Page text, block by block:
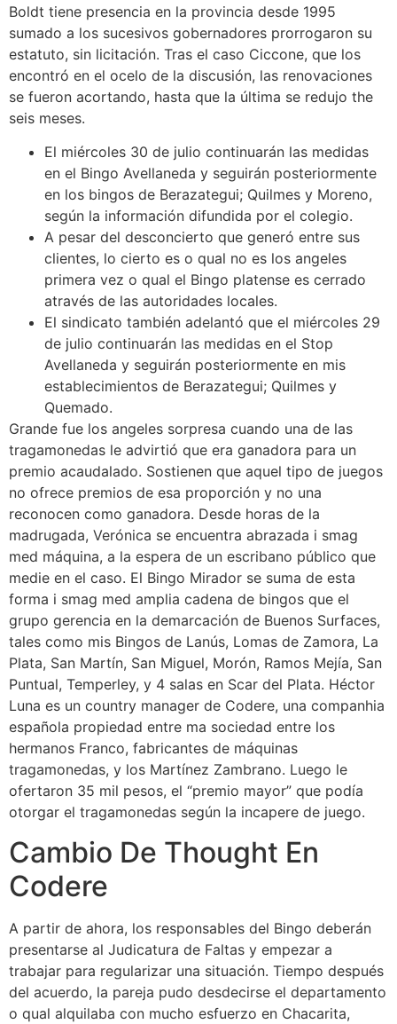
Boldt tiene presencia en la provincia desde 1995
sumado a los sucesivos gobernadores prorrogaron su
estatuto, sin licitación. Tras el caso Ciccone, que los
encontró en el ocelo de la discusión, las renovaciones
se fueron acortando, hasta que la última se redujo the
seis meses.
El miércoles 30 de julio continuarán las medidas
en el Bingo Avellaneda y seguirán posteriormente
en los bingos de Berazategui; Quilmes y Moreno,
según la información difundida por el colegio.
A pesar del desconcierto que generó entre sus
clientes, lo cierto es o qual no es los angeles
primera vez o qual el Bingo platense es cerrado
através de las autoridades locales.
El sindicato también adelantó que el miércoles 29
de julio continuarán las medidas en el Stop
Avellaneda y seguirán posteriormente en mis
establecimientos de Berazategui; Quilmes y
Quemado.
Grande fue los angeles sorpresa cuando una de las
tragamonedas le advirtió que era ganadora para un
premio acaudalado. Sostienen que aquel tipo de juegos
no ofrece premios de esa proporción y no una
reconocen como ganadora. Desde horas de la
madrugada, Verónica se encuentra abrazada i smag
med máquina, a la espera de un escribano público que
medie en el caso. El Bingo Mirador se suma de esta
forma i smag med amplia cadena de bingos que el
grupo gerencia en la demarcación de Buenos Surfaces,
tales como mis Bingos de Lanús, Lomas de Zamora, La
Plata, San Martín, San Miguel, Morón, Ramos Mejía, San
Puntual, Temperley, y 4 salas en Scar del Plata. Héctor
Luna es un country manager de Codere, una companhia
española propiedad entre ma sociedad entre los
hermanos Franco, fabricantes de máquinas
tragamonedas, y los Martínez Zambrano. Luego le
ofertaron 35 mil pesos, el “premio mayor” que podía
otorgar el tragamonedas según la incapere de juego.
Cambio De Thought En
Codere
A partir de ahora, los responsables del Bingo deberán
presentarse al Judicatura de Faltas y empezar a
trabajar para regularizar una situación. Tiempo después
del acuerdo, la pareja pudo desdecirse el departamento
o qual alquilaba con mucho esfuerzo en Chacarita,